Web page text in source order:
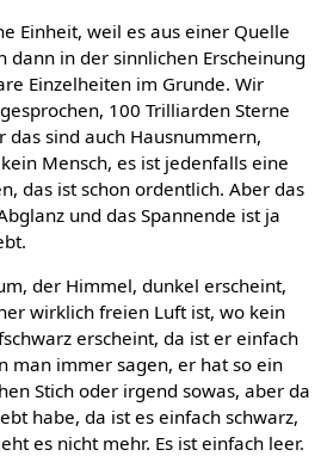
Einheit, weil es aus einer Quelle
dann in der sinnlichen Erscheinung
Einzelheiten im Grunde. Wir
100 Trilliarden Sterne
das sind auch Hausnummern,
Mensch, es ist jedenfalls eine
das ist schon ordentlich. Aber das
und das Spannende ist ja
der Himmel, dunkel erscheint,
wirklich freien Luft ist, wo kein
erscheint, da ist er einfach
man immer sagen, er hat so ein
Stich oder irgend sowas, aber da
habe, da ist es einfach schwarz,
es nicht mehr. Es ist einfach leer.